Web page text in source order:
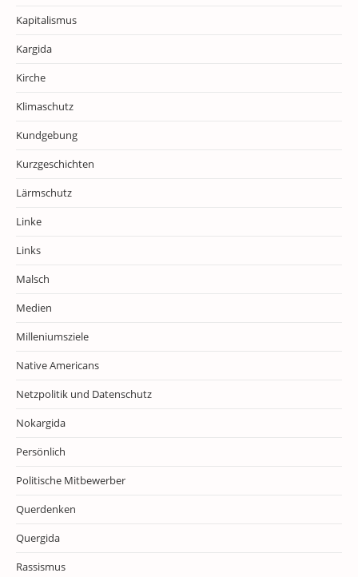
Kapitalismus
Kargida
Kirche
Klimaschutz
Kundgebung
Kurzgeschichten
Lärmschutz
Linke
Links
Malsch
Medien
Milleniumsziele
Native Americans
Netzpolitik und Datenschutz
Nokargida
Persönlich
Politische Mitbewerber
Querdenken
Quergida
Rassismus